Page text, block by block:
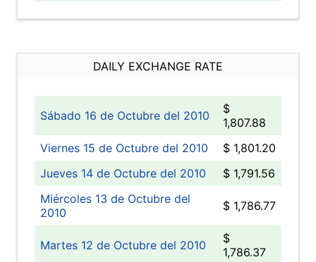
DAILY EXCHANGE RATE
Sábado 16 de Octubre del 2010
$
1,807.88
Viernes 15 de Octubre del 2010
$ 1,801.20
Jueves 14 de Octubre del 2010
$ 1,791.56
Miércoles 13 de Octubre del
2010
$ 1,786.77
Martes 12 de Octubre del 2010
$
1,786.37